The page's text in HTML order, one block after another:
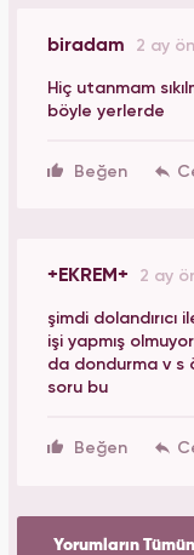
biradam 2 ay
Hiç utanmam
böyle yerlerde
Beğen
+EKREM+ 2 ay
şimdi dolandırıcı
işi yapmış
da dondurma v s
soru bu
Beğen
Yorumların